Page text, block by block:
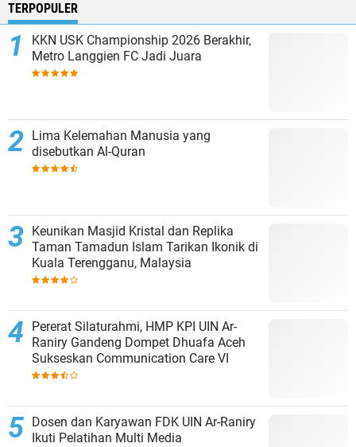
TERPOPULER
KKN USK Championship 2026 Berakhir,
Metro Langgien FC Jadi Juara
Lima Kelemahan Manusia yang
disebutkan Al-Quran
Keunikan Masjid Kristal dan Replika
Taman Tamadun Islam Tarikan Ikonik di
Kuala Terengganu, Malaysia
Pererat Silaturahmi, HMP KPI UIN Ar-
Raniry Gandeng Dompet Dhuafa Aceh
Sukseskan Communication Care VI
Dosen dan Karyawan FDK UIN Ar-Raniry
Ikuti Pelatihan Multi Media